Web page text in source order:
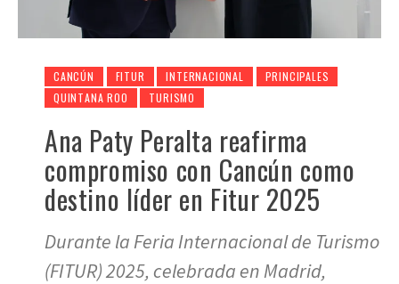
CANCÚN FITUR INTERNACIONAL
PRINCIPALES
QUINTANA ROO
TURISMO
Ana Paty Peralta reafirma
compromiso con Cancún como
destino líder en Fitur 2025
Durante la Feria Internacional de Turismo
(FITUR) 2025, celebrada en Madrid,